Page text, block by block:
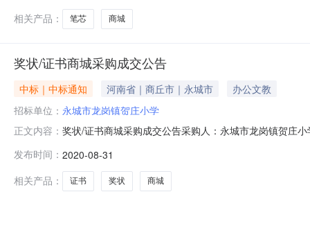
相关产品：
笔芯 商城
奖状/证书商城采购成交公告
中标｜中标通知 河南省｜商丘市｜永城市
办公文教
招标单位： 永城市龙岗镇贺庄小学
正文内容： 奖状/证书商城采购成交公告采购人：永城市龙岗镇贺庄
整
发布时间： 2020-08-31
相关产品：
证书 奖状 商城